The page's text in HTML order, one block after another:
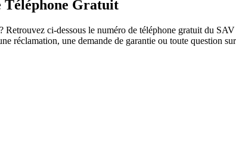
Téléphone Gratuit
ci-dessous le numéro de téléphone gratuit du
réclamation, une demande de garantie ou toute question